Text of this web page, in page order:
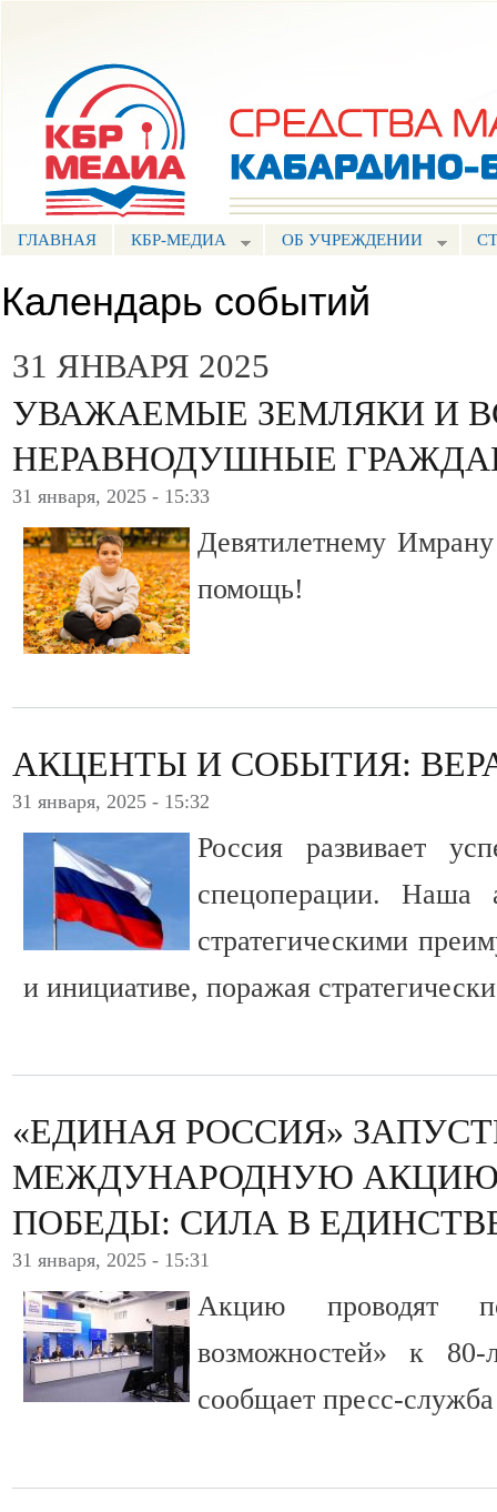
ГЛАВНАЯ КБР-МЕДИА ОБ УЧРЕЖДЕНИИ
Календарь событий
31 ЯНВАРЯ 2025
УВАЖАЕМЫЕ ЗЕМЛЯКИ И
НЕРАВНОДУШНЫЕ
31 января, 2025 - 15:33
Девятилетнему
помощь!
АКЦЕНТЫ И СОБЫТИЯ:
31 января, 2025 - 15:32
Россия развивает
спецоперации. Наша
стратегическими
и инициативе, поражая
«ЕДИНАЯ РОССИЯ»
МЕЖДУНАРОДНУЮ АКЦИЮ
ПОБЕДЫ: СИЛА В
31 января, 2025 - 15:31
Акцию проводят
возможностей» к
сообщает пресс-